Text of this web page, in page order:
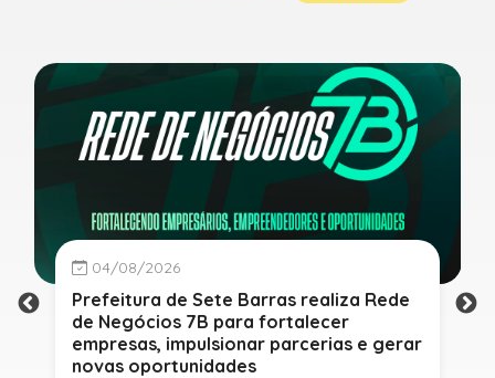
04/08/2026
Prefeitura de Sete Barras realiza Rede
de Negócios 7B para fortalecer
empresas, impulsionar parcerias e gerar
novas oportunidades